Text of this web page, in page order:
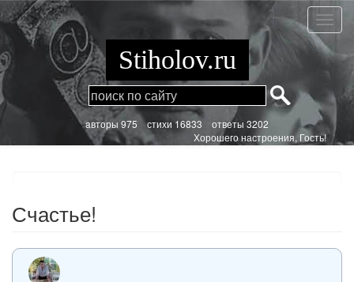
Перейти
к
основному
содержанию
Stiholov.ru
aвторы 975стихи 16833 ответы 3202
Хорошего настроения, Гость!
Счастье!